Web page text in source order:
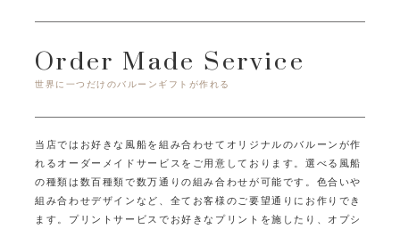
Order Made Service
世界に一つだけのバルーンギフトが作れる
当店ではお好きな風船を組み合わせてオリジナルのバルーンが作
れるオーダーメイドサービスをご用意しております。選べる風船
の種類は数百種類で数万通りの組み合わせが可能です。 色合いや
組み合わせデザインなど、全てお客様のご要望通りにお作りでき
ます。 プリントサービスでお好きなプリントを施したり、オプシ